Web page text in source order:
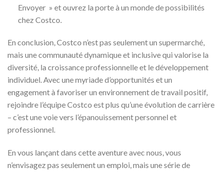
Envoyer » et ouvrez la porte à un monde de possibilités
chez Costco.
En conclusion, Costco n’est pas seulement un supermarché,
mais une communauté dynamique et inclusive qui valorise la
diversité, la croissance professionnelle et le développement
individuel. Avec une myriade d’opportunités et un
engagement à favoriser un environnement de travail positif,
rejoindre l’équipe Costco est plus qu’une évolution de carrière
– c’est une voie vers l’épanouissement personnel et
professionnel.
En vous lançant dans cette aventure avec nous, vous
n’envisagez pas seulement un emploi, mais une série de